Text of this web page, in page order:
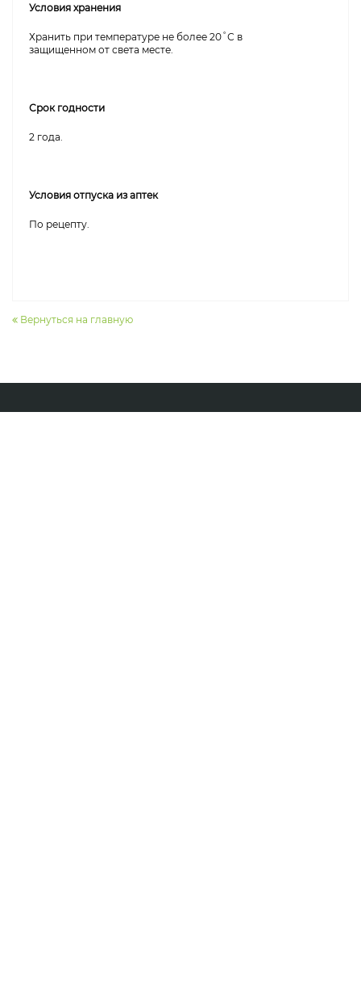
Условия хранения
Хранить при температуре не более 20˚С в
защищенном от света месте.
Срок годности
2 года.
Условия отпуска из аптек
По рецепту.
Вернуться на главную